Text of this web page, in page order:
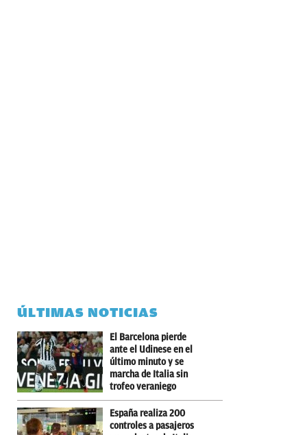
ÚLTIMAS NOTICIAS
El Barcelona pierde
ante el Udinese en el
último minuto y se
marcha de Italia sin
trofeo veraniego
España realiza 200
controles a pasajeros